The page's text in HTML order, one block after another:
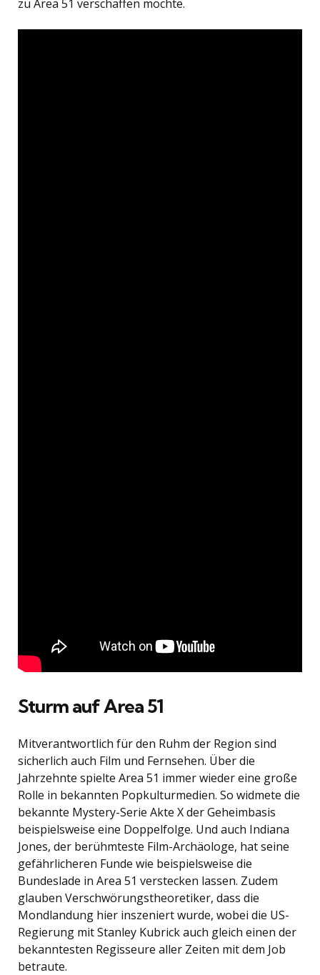
zu Area 51 verschaffen möchte.
Sturm auf Area 51
Mitverantwortlich für den Ruhm der Region sind
sicherlich auch Film und Fernsehen. Über die
Jahrzehnte spielte Area 51 immer wieder eine große
Rolle in bekannten Popkulturmedien. So widmete die
bekannte Mystery-Serie Akte X der Geheimbasis
beispielsweise eine Doppelfolge. Und auch Indiana
Jones, der berühmteste Film-Archäologe, hat seine
gefährlicheren Funde wie beispielsweise die
Bundeslade in Area 51 verstecken lassen. Zudem
glauben Verschwörungstheoretiker, dass die
Mondlandung hier inszeniert wurde, wobei die US-
Regierung mit Stanley Kubrick auch gleich einen der
bekanntesten Regisseure aller Zeiten mit dem Job
betraute.